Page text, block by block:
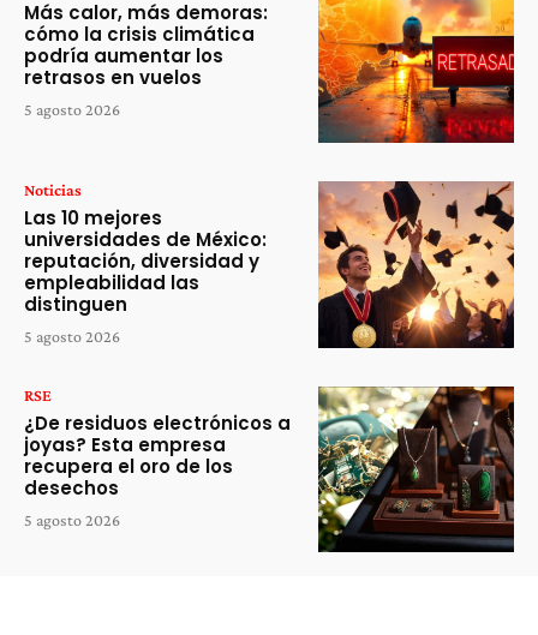
Más calor, más demoras:
cómo la crisis climática
podría aumentar los
retrasos en vuelos
5 agosto 2026
Noticias
Las 10 mejores
universidades de México:
reputación, diversidad y
empleabilidad las
distinguen
5 agosto 2026
RSE
¿De residuos electrónicos a
joyas? Esta empresa
recupera el oro de los
desechos
5 agosto 2026